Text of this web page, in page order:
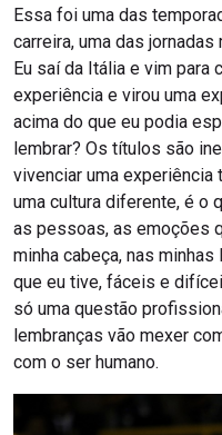
Essa foi uma das
carreira, uma das
Eu saí da Itália e vim para
experiência e virou uma
acima do que eu podia
lembrar? Os títulos são
vivenciar uma experiência
uma cultura diferente, é o
as pessoas, as emoções
minha cabeça, nas
que eu tive, fáceis e
só uma questão
lembranças vão mexer
com o ser humano.